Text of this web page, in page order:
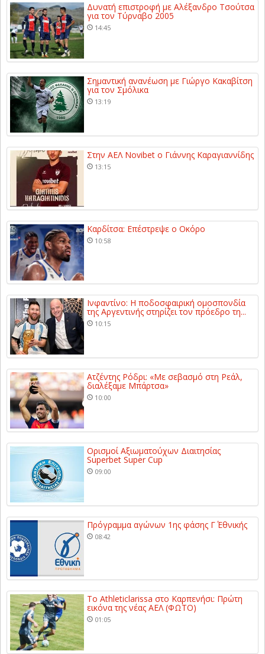
Δυνατή επιστροφή με Αλέξανδρο Τσούτσα
για τον Τύρναβο 2005
14:45
Σημαντική ανανέωση με Γιώργο Κακαβίτση
για τον Σμόλικα
13:19
Στην ΑΕΛ Novibet ο Γιάννης Καραγιαννίδης
13:15
Καρδίτσα: Επέστρεψε ο Οκόρο
10:58
Ινφαντίνο: Η ποδοσφαιρική ομοσπονδία
της Αργεντινής στηρίζει τον πρόεδρο τη...
10:15
Ατζέντης Ρόδρι: «Με σεβασμό στη Ρεάλ,
διαλέξαμε Μπάρτσα»
10:00
Ορισμοί Αξιωματούχων Διαιτησίας
Superbet Super Cup
09:00
Πρόγραμμα αγώνων 1ης φάσης Γ΄ Εθνικής
08:42
Το Athleticlarissa στο Καρπενήσι: Πρώτη
εικόνα της νέας ΑΕΛ (ΦΩΤΟ)
01:05